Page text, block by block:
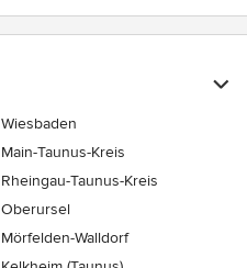
Wiesbaden
Main-Taunus-Kreis
Rheingau-Taunus-Kreis
Oberursel
Mörfelden-Walldorf